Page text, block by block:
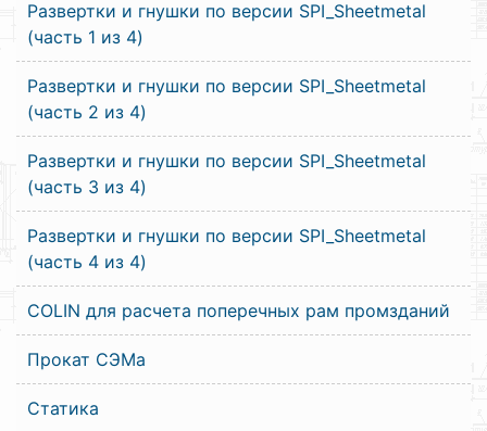
Развертки и гнушки по версии SPI_Sheetmetal
(часть 1 из 4)
Развертки и гнушки по версии SPI_Sheetmetal
(часть 2 из 4)
Развертки и гнушки по версии SPI_Sheetmetal
(часть 3 из 4)
Развертки и гнушки по версии SPI_Sheetmetal
(часть 4 из 4)
COLIN для расчета поперечных рам промзданий
Прокат СЭМа
Статика